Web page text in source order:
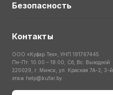
Безопасность
Контакты
ООО «Куфар Тех», УНП 191767445
Пн-Пт: 10:00 – 18:00; Сб, Вс: Выходной
220029, г. Минск, ул. Красная 7А-2, 3-й
этаж help@kufar.by